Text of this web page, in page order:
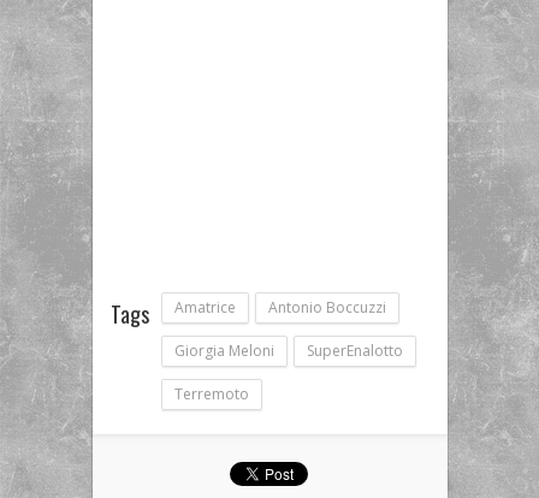
Tags Amatrice Antonio Boccuzzi
Giorgia Meloni SuperEnalotto
Terremoto